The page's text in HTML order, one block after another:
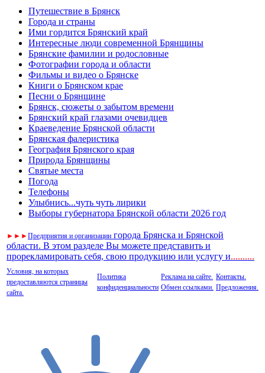
Путешествие в Брянск
Города и страны
Ими гордится Брянский край
Интересные люди современной Брянщины
Брянские фамилии и родословные
Фотографии города и области
Фильмы и видео о Брянске
Книги о Брянском крае
Песни о Брянщине
Брянск, сюжеты о забытом времени
Брянский край глазами очевидцев
Краеведение Брянской области
Брянская фалеристика
География Брянского края
Природа Брянщины
Святые места
Погода
Телефоны
Улыбнись...чуть чуть лирики
Выборы губернатора Брянской области 2026 год
► ► ►Предприятия и организации города Брянска и Брянской
области. В этом разделе Вы можете представить и
прорекламировать себя, свою продукцию или услугу и..........
Условия, на которых
предоставляются страницы
сайта.
Политика
конфиденциальности
Реклама на сайте.
Обмен ссылками.
Контакты.
Предложения.